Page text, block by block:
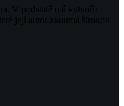
V podstatě má vytvořit
její autor zkoumá širokou